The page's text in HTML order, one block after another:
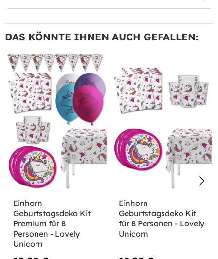
DAS KÖNNTE IHNEN AUCH GEFALLEN:
Einhorn
Geburtstagsdeko Kit
Premium für 8
Personen - Lovely
Unicorn
Einhorn
Geburtstagsdeko Kit
für 8 Personen - Lovely
Unicorn